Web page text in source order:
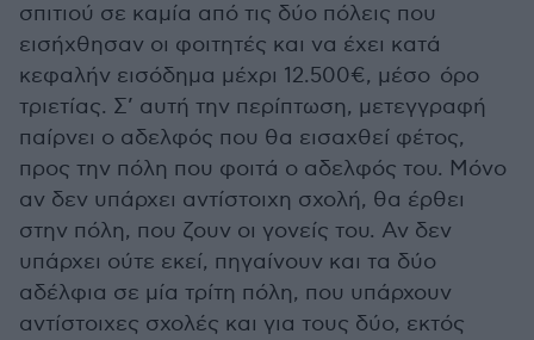
σπιτιού σε καμία από τις δύο πόλεις που
εισήχθησαν οι φοιτητές και να έχει κατά
κεφαλήν εισόδημα μέχρι 12.500€, μέσο όρο
τριετίας. Σ’ αυτή την περίπτωση, μετεγγραφή
παίρνει ο αδελφός που θα εισαχθεί φέτος,
προς την πόλη που φοιτά ο αδελφός του. Μόνο
αν δεν υπάρχει αντίστοιχη σχολή, θα έρθει
στην πόλη, που ζουν οι γονείς του. Αν δεν
υπάρχει ούτε εκεί, πηγαίνουν και τα δύο
αδέλφια σε μία τρίτη πόλη, που υπάρχουν
αντίστοιχες σχολές και για τους δύο, εκτός